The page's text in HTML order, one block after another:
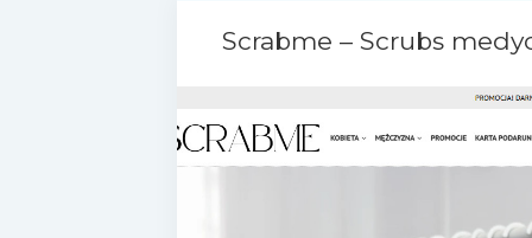
Scrabme – Scrubs